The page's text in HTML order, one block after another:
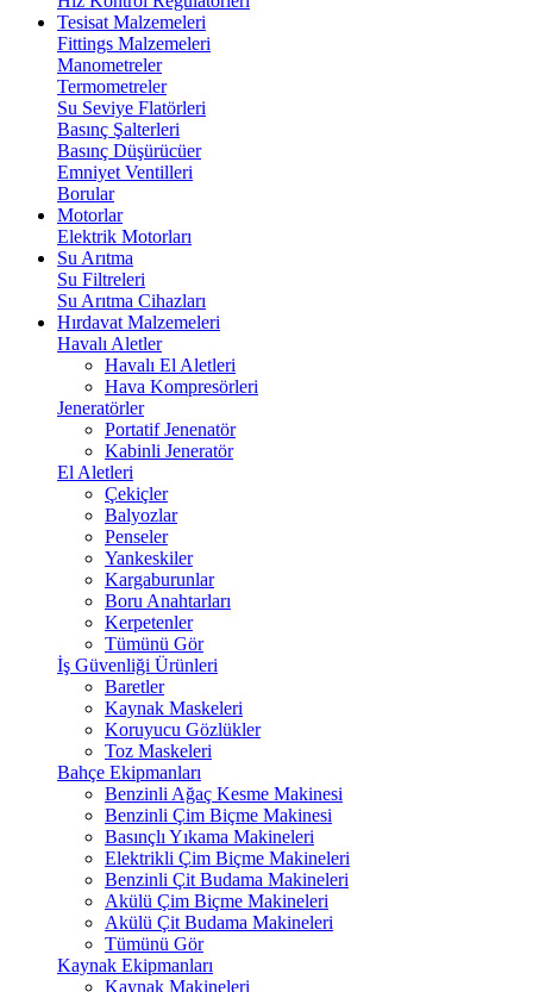
Tesisat Malzemeleri
Fittings Malzemeleri
Manometreler
Termometreler
Su Seviye Flatörleri
Basınç Şalterleri
Basınç Düşürücüer
Emniyet Ventilleri
Borular
Motorlar
Elektrik Motorları
Su Arıtma
Su Filtreleri
Su Arıtma Cihazları
Hırdavat Malzemeleri
Havalı Aletler
Havalı El Aletleri
Hava Kompresörleri
Jeneratörler
Portatif Jenenatör
Kabinli Jeneratör
El Aletleri
Çekiçler
Balyozlar
Penseler
Yankeskiler
Kargaburunlar
Boru Anahtarları
Kerpetenler
Tümünü Gör
İş Güvenliği Ürünleri
Baretler
Kaynak Maskeleri
Koruyucu Gözlükler
Toz Maskeleri
Bahçe Ekipmanları
Benzinli Ağaç Kesme Makinesi
Benzinli Çim Biçme Makinesi
Basınçlı Yıkama Makineleri
Elektrikli Çim Biçme Makineleri
Benzinli Çit Budama Makineleri
Akülü Çim Biçme Makineleri
Akülü Çit Budama Makineleri
Tümünü Gör
Kaynak Ekipmanları
Kaynak Makineleri